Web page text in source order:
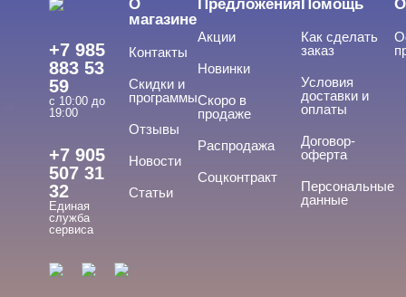
GLOBAL FASHION
ЦЕНА Cвернуть
+7 985
883 53
59
с 10:00 до
19:00
+7 905
507 31
32
Единая
служба
сервиса
О
магазине
Контакты
Скидки и
программы
Отзывы
Новости
Статьи
Предложения
Акции
Новинки
Скоро в
продаже
Распродажа
Соцконтракт
Помощь
Как сделать
заказ
Условия
доставки и
оплаты
Договор-
оферта
Персональные
данные